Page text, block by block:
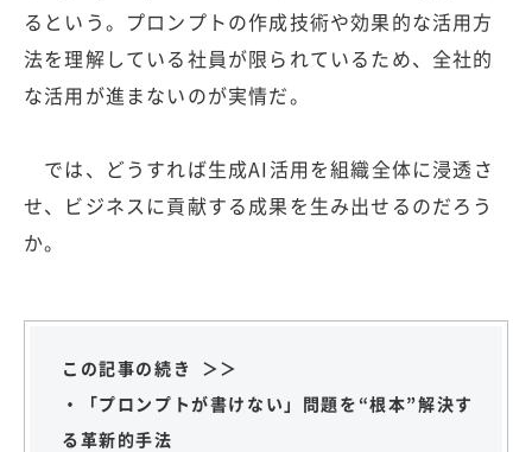
るという。プロンプトの作成技術や効果的な活用方
法を理解している社員が限られているため、全社的
な活用が進まないのが実情だ。
では、どうすれば生成AI活用を組織全体に浸透さ
せ、ビジネスに貢献する成果を生み出せるのだろう
か。
この記事の続き ＞＞
・「プロンプトが書けない」問題を“根本”解決す
る革新的手法